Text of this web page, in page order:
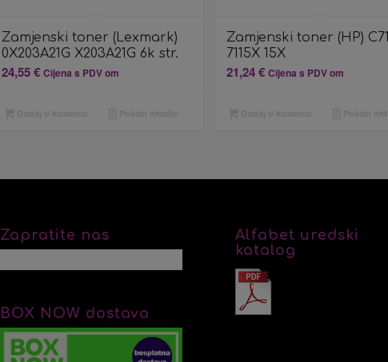
Zamjenski toner (Lexmark)
0X203A21G X203A21G 6k str.
24,55€ Cijena s PDV om
Zamjenski toner (HP)
7115X 15X
21,24€ Cijena s PDV om
Zapratite nas
BOX NOW dostava
Alfabet uredski
katalog